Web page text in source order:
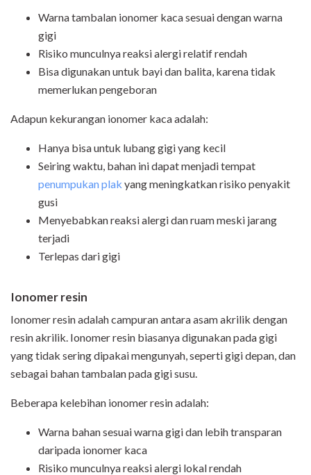
Warna tambalan ionomer kaca sesuai dengan warna
gigi
Risiko munculnya reaksi alergi relatif rendah
Bisa digunakan untuk bayi dan balita, karena tidak
memerlukan pengeboran
Adapun kekurangan ionomer kaca adalah:
Hanya bisa untuk lubang gigi yang kecil
Seiring waktu, bahan ini dapat menjadi tempat
penumpukan plak yang meningkatkan risiko penyakit
gusi
Menyebabkan reaksi alergi dan ruam meski jarang
terjadi
Terlepas dari gigi
Ionomer resin
Ionomer resin adalah campuran antara asam akrilik dengan
resin akrilik. Ionomer resin biasanya digunakan pada gigi
yang tidak sering dipakai mengunyah, seperti gigi depan, dan
sebagai bahan tambalan pada gigi susu.
Beberapa kelebihan ionomer resin adalah:
Warna bahan sesuai warna gigi dan lebih transparan
daripada ionomer kaca
Risiko munculnya reaksi alergi lokal rendah